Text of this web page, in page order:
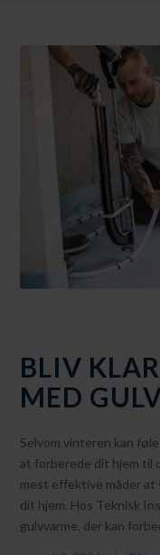
BLIV
MED
Selvom vinteren kan
at forberede dit hjem til
mest effektive måder at
dit hjem. Hos Teknisk
gulvvarme, der kan